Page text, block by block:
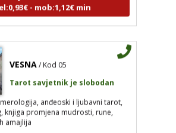
Tarot savjetnik je slobodan
anđeoski i ljubavni tarot,
knjiga promjena mudrosti, rune,
amajlija
Broj tel: 064/600-600